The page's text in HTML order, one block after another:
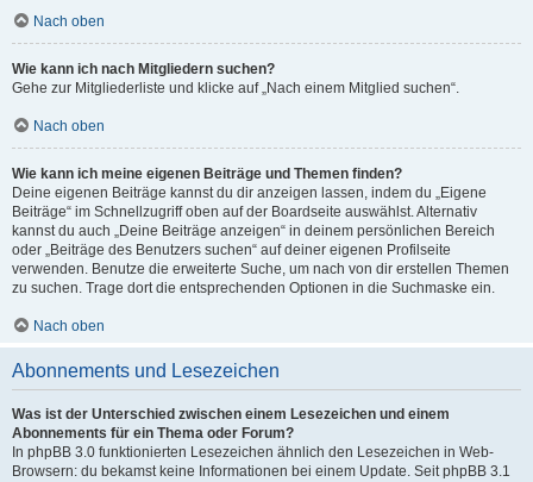
Nach oben
Wie kann ich nach Mitgliedern suchen?
Gehe zur Mitgliederliste und klicke auf „Nach einem Mitglied suchen“.
Nach oben
Wie kann ich meine eigenen Beiträge und Themen finden?
Deine eigenen Beiträge kannst du dir anzeigen lassen, indem du „Eigene
Beiträge“ im Schnellzugriff oben auf der Boardseite auswählst. Alternativ
kannst du auch „Deine Beiträge anzeigen“ in deinem persönlichen Bereich
oder „Beiträge des Benutzers suchen“ auf deiner eigenen Profilseite
verwenden. Benutze die erweiterte Suche, um nach von dir erstellen Themen
zu suchen. Trage dort die entsprechenden Optionen in die Suchmaske ein.
Nach oben
Abonnements und Lesezeichen
Was ist der Unterschied zwischen einem Lesezeichen und einem
Abonnements für ein Thema oder Forum?
In phpBB 3.0 funktionierten Lesezeichen ähnlich den Lesezeichen in Web-
Browsern: du bekamst keine Informationen bei einem Update. Seit phpBB 3.1